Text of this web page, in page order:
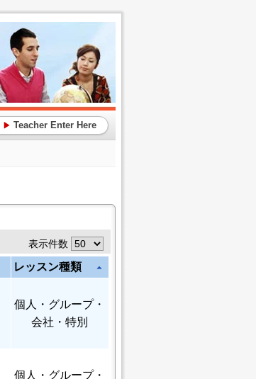
▶ Teacher Enter Here
表示件数
レッスン種類 arrow_drop_up
個人
・グループ・
会社・特別
個人
・グループ・